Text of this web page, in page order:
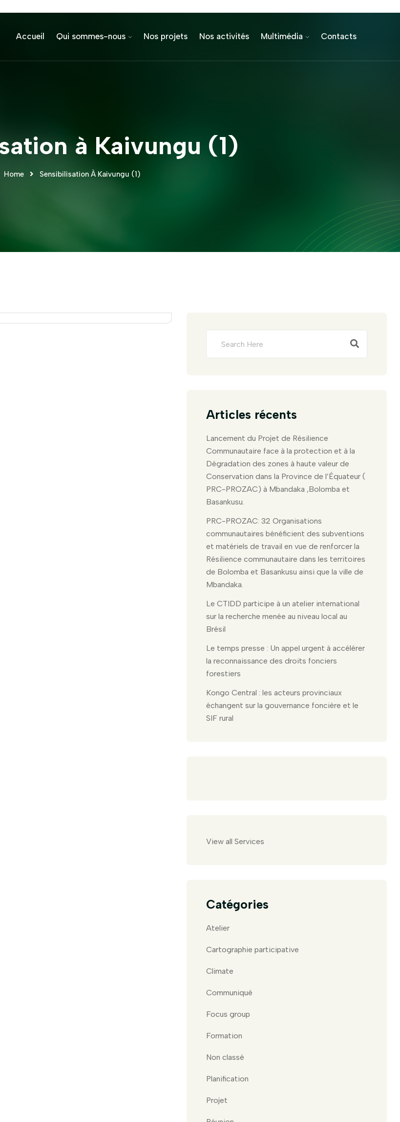
Accueil Qui sommes-nous Nos projets Nos activités Multimédia Contacts
à Kaivungu (1)
Home Sensibilisation À Kaivungu (1)
Articles récents
Lancement du Projet de Résilience
Communautaire face à la protection et à la
Dégradation des zones à haute valeur de
Conservation dans la Province de l’Équateur (
PRC-PROZAC) à Mbandaka ,Bolomba et
Basankusu.
PRC-PROZAC: 32 Organisations
communautaires bénéficient des subventions
et matériels de travail en vue de renforcer la
Résilience communautaire dans les territoires
de Bolomba et Basankusu ainsi que la ville de
Mbandaka.
Le CTIDD participe à un atelier international
sur la recherche menée au niveau local au
Brésil
Le temps presse : Un appel urgent à accélérer
la reconnaissance des droits fonciers
forestiers
Kongo Central : les acteurs provinciaux
échangent sur la gouvernance foncière et le
SIF rural
View all Services
Catégories
Atelier
Cartographie participative
Climate
Communiqué
Focus group
Formation
Non classé
Planification
Projet